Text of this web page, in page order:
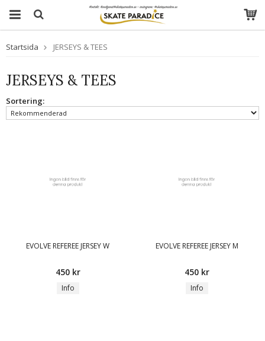
Startsida JERSEYS & TEES
JERSEYS & TEES
Sortering:
EVOLVE REFEREE JERSEY W
450 kr
Info
EVOLVE REFEREE JERSEY M
450 kr
Info